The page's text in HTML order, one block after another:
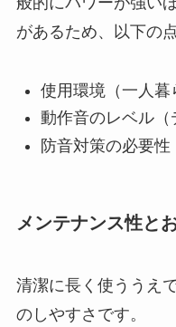
があるため、以下の
使用環境（一人暮
動作音のレベル（
防音対策の必要性
メンテナンス性と
清潔に長く使ううえ
のしやすさです。